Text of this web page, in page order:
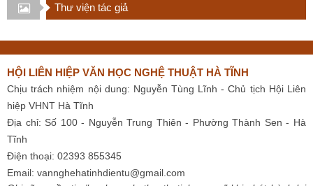
Thư viện tác giả
HỘI LIÊN HIỆP VĂN HỌC NGHỆ THUẬT HÀ TĨNH
Chịu trách nhiệm nội dung: Nguyễn Tùng Lĩnh - Chủ tịch Hội Liên
hiệp VHNT Hà Tĩnh
Địa chỉ: Số 100 - Nguyễn Trung Thiên - Phường Thành Sen - Hà
Tĩnh
Điện thoại: 02393 855345
Email: vannghehatinhdientu@gmail.com